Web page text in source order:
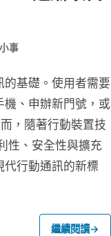
事
基礎。使用者需要
、申辦新門號，或
，隨著行動裝置技
性、安全性與擴充
行動通訊的新標
繼續閱讀→